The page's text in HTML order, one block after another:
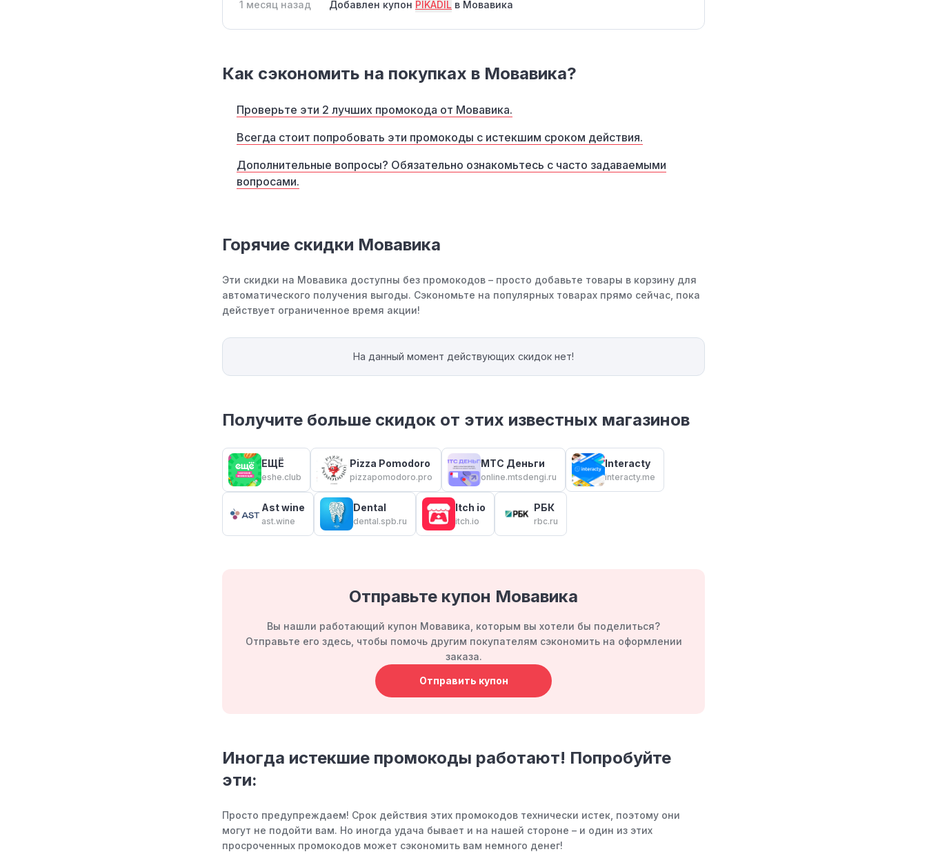
1 месяц назад
Добавлен купон PIKADIL в Мовавика
Как сэкономить на покупках в Мовавика?
Проверьте эти 2 лучших промокода от Мовавика.
Всегда стоит попробовать эти промокоды с истекшим сроком действия.
Дополнительные вопросы? Обязательно ознакомьтесь с часто задаваемыми
вопросами.
Горячие скидки Мовавика
Эти скидки на Мовавика доступны без промокодов – просто добавьте товары в корзину для
автоматического получения выгоды. Сэкономьте на популярных товарах прямо сейчас, пока
действует ограниченное время акции!
На данный момент действующих скидок нет!
Получите больше скидок от этих известных магазинов
ЕЩЁ
eshe.club
Pizza Pomodoro
pizzapomodoro.pro
МТС Деньги
online.mtsdengi.ru
Interacty
interacty.me
Ast wine
ast.wine
Dental
dental.spb.ru
Itch io
itch.io
РБК
rbc.ru
Отправьте купон Мовавика
Вы нашли работающий купон Мовавика, которым вы хотели бы поделиться?
Отправьте его здесь, чтобы помочь другим покупателям сэкономить на оформлении
заказа.
Отправить купон
Иногда истекшие промокоды работают! Попробуйте
эти:
Просто предупреждаем! Срок действия этих промокодов технически истек, поэтому они
могут не подойти вам. Но иногда удача бывает и на нашей стороне – и один из этих
просроченных промокодов может сэкономить вам немного денег!